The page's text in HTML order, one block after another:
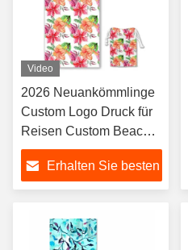
Video
2026 Neuankömmlinge
Custom Logo Druck für
Reisen Custom Beach
Towel
Erhalten Sie besten